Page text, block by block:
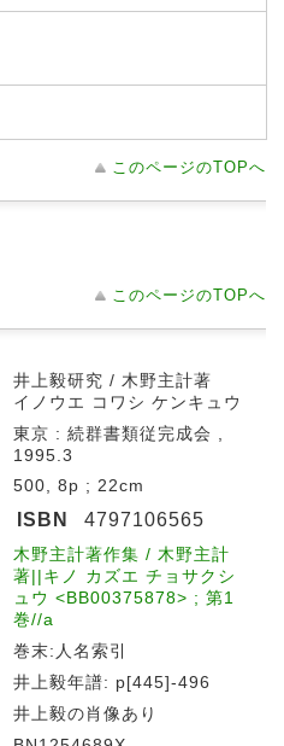
このページのTOPへ
このページのTOPへ
井上毅研究 / 木野主計著
イノウエ コワシ ケンキュウ
東京 : 続群書類従完成会 ,
1995.3
500, 8p ; 22cm
ISBN 4797106565
木野主計著作集 / 木野主計
著||キノ カズエ チョサクシ
ュウ <BB00375878> ; 第1
巻//a
巻末:人名索引
井上毅年譜: p[445]-496
井上毅の肖像あり